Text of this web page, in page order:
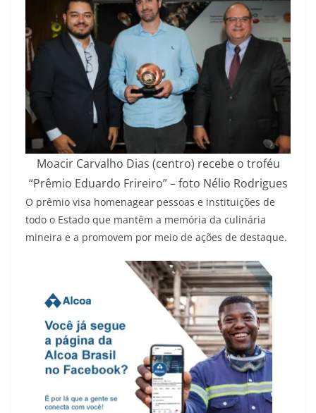
Moacir Carvalho Dias (centro) recebe o troféu
“Prêmio Eduardo Frireiro” – foto Nélio Rodrigues
O prêmio visa homenagear pessoas e instituições de
todo o Estado que mantêm a memória da culinária
mineira e a promovem por meio de ações de destaque.